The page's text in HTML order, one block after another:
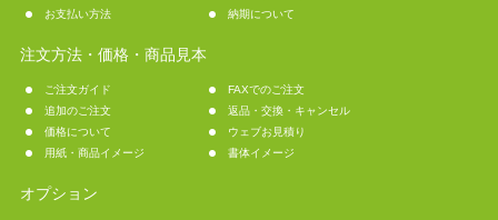
お支払い方法
納期について
注文方法・価格・商品見本
ご注文ガイド
FAXでのご注文
追加のご注文
返品・交換・キャンセル
価格について
ウェブお見積り
用紙・商品イメージ
書体イメージ
オプション